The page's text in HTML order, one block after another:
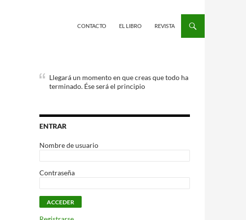
CONTACTO EL LIBRO REVISTA
Llegará un momento en que creas que todo ha
terminado. Ése será el principio
ENTRAR
Nombre de usuario
Contraseña